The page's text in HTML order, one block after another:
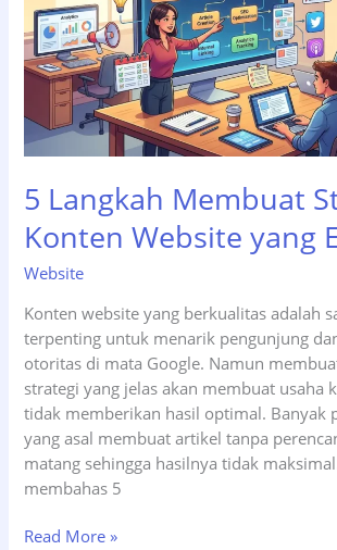
Ingin
Tumbuh
Pesat
5 Langkah Membuat
Konten Website yang
Website
Konten website yang berkualitas adalah
terpenting untuk menarik pengunjung
otoritas di mata Google. Namun
strategi yang jelas akan membuat usaha
tidak memberikan hasil optimal. Banyak
yang asal membuat artikel tanpa
matang sehingga hasilnya tidak
membahas 5
5
Read More »